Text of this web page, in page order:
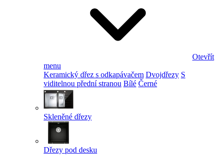
Otevřít
menu
Keramický dřez s odkapávačem Dvojdřezy S
viditelnou přední stranou Bílé Černé
Skleněné dřezy
Dřezy pod desku